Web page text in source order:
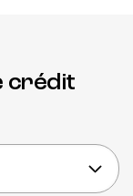
crédit